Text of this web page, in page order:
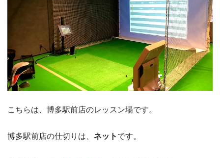
こちらは、博多駅前店のレッスン場です。
博多駅前店の仕切りは、 ネット です。